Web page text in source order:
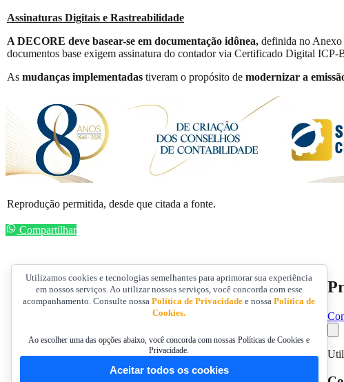
Assinaturas Digitais e Rastreabilidade
A DECORE deve basear-se em documentação idônea, definida no Anexo
documentos base exigem assinatura do contador via Certificado Digital ICP-
As mudanças implementadas tiveram o propósito de modernizar a
Reprodução permitida, desde que citada a fonte.
Compartilhar
Utilizamos cookies e tecnologias semelhantes para aprimorar sua experiência
em nossos serviços. Ao utilizar nossos serviços, você concorda com esse
acompanhamento. Consulte nossaPolítica de Privacidade e nossaPolítica de
Cookies.
Ao escolher uma das opções abaixo, você concorda com nossas Políticas de Cookies e
Privacidade.
Aceitar todos os cookies